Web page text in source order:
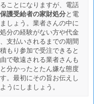
ことになりますが、電話
護受給者の家財処分と電
しょう。業者さんの中に
分の経験がない方や代金
支払いされるまでの期間
もり参加で受注できると
で敬遠される業者さんも
分かったとたん嫌な態度
。最初にその旨お伝えし
うにしましょう。